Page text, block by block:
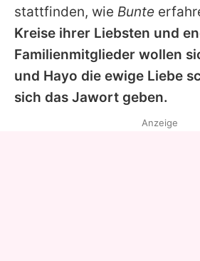
stattfinden, wie Bunte
Kreise ihrer Liebsten und
Familienmitglieder wollen
und Hayo die ewige Liebe
sich das Jawort geben.
Anzeige